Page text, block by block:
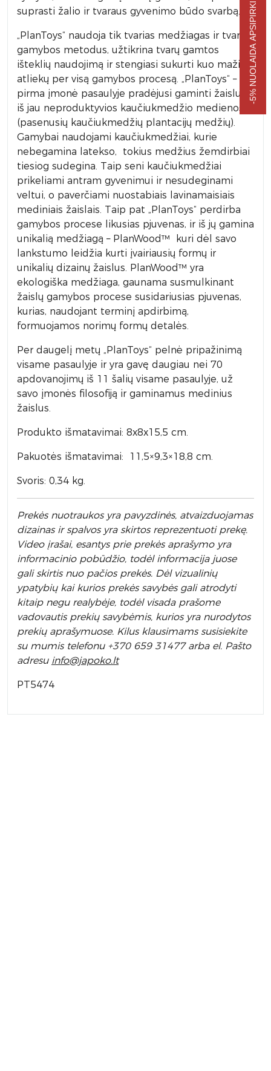
suprasti žalio ir tvaraus gyvenimo būdo svarbą.
„PlanToys“ naudoja tik tvarias medžiagas ir tvarius
gamybos metodus, užtikrina tvarų gamtos
išteklių naudojimą ir stengiasi sukurti kuo mažiau
atliekų per visą gamybos procesą. „PlanToys“ –
pirma įmonė pasaulyje pradėjusi gaminti žaislus
iš jau neproduktyvios kaučiukmedžio medienos
(pasenusių kaučiukmedžių plantacijų medžių).
Gamybai naudojami kaučiukmedžiai, kurie
nebegamina latekso, tokius medžius žemdirbiai
tiesiog sudegina. Taip seni kaučiukmedžiai
prikeliami antram gyvenimui ir nesudeginami
veltui, o paverčiami nuostabiais lavinamaisiais
mediniais žaislais. Taip pat „PlanToys“ perdirba
gamybos procese likusias pjuvenas, ir iš jų gamina
unikalią medžiagą – PlanWood™ kuri dėl savo
lankstumo leidžia kurti įvairiausių formų ir
unikalių dizainų žaislus. PlanWood™ yra
ekologiška medžiaga, gaunama susmulkinant
žaislų gamybos procese susidariusias pjuvenas,
kurias, naudojant terminį apdirbimą,
formuojamos norimų formų detalės.
Per daugelį metų „PlanToys“ pelnė pripažinimą
visame pasaulyje ir yra gavę daugiau nei 70
apdovanojimų iš 11 šalių visame pasaulyje, už
savo įmonės filosofiją ir gaminamus medinius
žaislus.
Produkto išmatavimai: 8x8x15,5 cm.
Pakuotės išmatavimai: 11,5×9,3×18,8 cm.
Svoris: 0,34 kg.
Prekės nuotraukos yra pavyzdinės, atvaizduojamas
dizainas ir spalvos yra skirtos reprezentuoti prekę.
Video įrašai, esantys prie prekės aprašymo yra
informacinio pobūdžio, todėl informacija juose
gali skirtis nuo pačios prekės. Dėl vizualinių
ypatybių kai kurios prekės savybės gali atrodyti
kitaip negu realybėje, todėl visada prašome
vadovautis prekių savybėmis, kurios yra nurodytos
prekių aprašymuose. Kilus klausimams susisiekite
su mumis telefonu +370 659 31477 arba el. Pašto
adresu info@japoko.lt
PT5474
-5% NUOLAIDA APSIPIRKIMUI